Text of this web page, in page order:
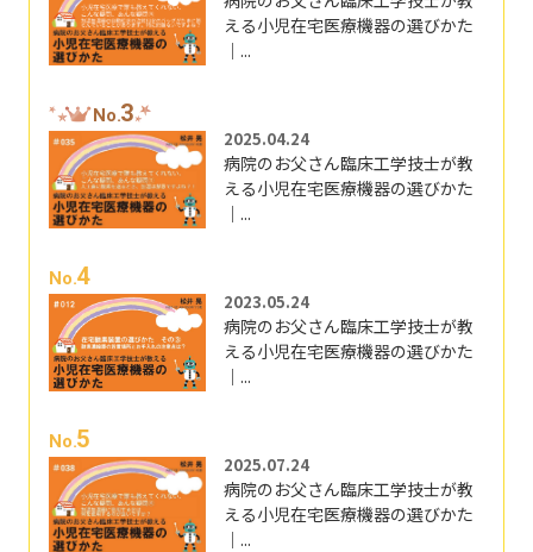
える小児在宅医療機器の選びかた
｜...
No.3
2025.04.24
病院のお父さん臨床工学技士が教
える小児在宅医療機器の選びかた
｜...
No.4
2023.05.24
病院のお父さん臨床工学技士が教
える小児在宅医療機器の選びかた
｜...
No.5
2025.07.24
病院のお父さん臨床工学技士が教
える小児在宅医療機器の選びかた
｜...